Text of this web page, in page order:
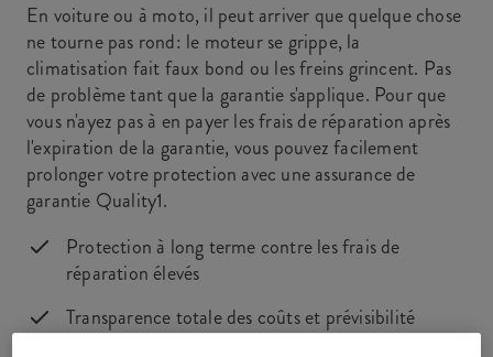
En voiture ou à moto, il peut arriver que quelque chose
ne tourne pas rond: le moteur se grippe, la
climatisation fait faux bond ou les freins grincent. Pas
de problème tant que la garantie s'applique. Pour que
vous n'ayez pas à en payer les frais de réparation après
l'expiration de la garantie, vous pouvez facilement
prolonger votre protection avec une assurance de
garantie Quality1.
Protection à long terme contre les frais de
réparation élevés
Transparence totale des coûts et prévisibilité